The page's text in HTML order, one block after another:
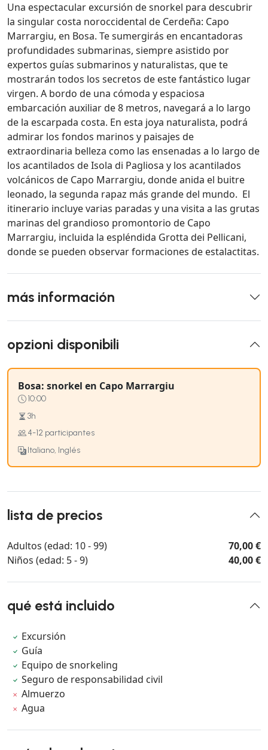
Una espectacular excursión de snorkel para descubrir
la singular costa noroccidental de Cerdeña: Capo
Marrargiu, en Bosa. Te sumergirás en encantadoras
profundidades submarinas, siempre asistido por
expertos guías submarinos y naturalistas, que te
mostrarán todos los secretos de este fantástico lugar
virgen. A bordo de una cómoda y espaciosa
embarcación auxiliar de 8 metros, navegará a lo largo
de la escarpada costa. En esta joya naturalista, podrá
admirar los fondos marinos y paisajes de
extraordinaria belleza como las ensenadas a lo largo de
los acantilados de Isola di Pagliosa y los acantilados
volcánicos de Capo Marrargiu, donde anida el buitre
leonado, la segunda rapaz más grande del mundo. El
itinerario incluye varias paradas y una visita a las grutas
marinas del grandioso promontorio de Capo
Marrargiu, incluida la espléndida Grotta dei Pellicani,
donde se pueden observar formaciones de estalactitas.
más información
opzioni disponibili
Bosa: snorkel en Capo Marrargiu
10:00
3h
4-12 participantes
Italiano, Inglés
lista de precios
Adultos (edad: 10 - 99)
70,00 €
Niños (edad: 5 - 9)
40,00 €
qué está incluido
Excursión
Guía
Equipo de snorkeling
Seguro de responsabilidad civil
Almuerzo
Agua